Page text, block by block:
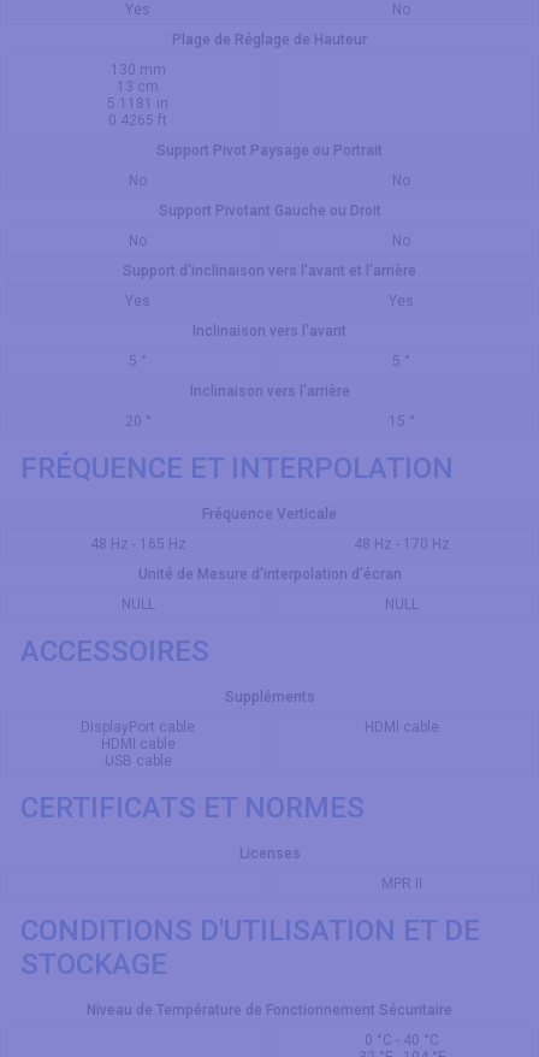
Yes
No
Plage de Réglage de Hauteur
130 mm
13 cm
5.1181 in
0.4265 ft
Support Pivot Paysage ou Portrait
No
No
Support Pivotant Gauche ou Droit
No
No
Support d'inclinaison vers l'avant et l'arrière
Yes
Yes
Inclinaison vers l'avant
5 °
5 °
Inclinaison vers l'arrière
20 °
15 °
FRÉQUENCE ET INTERPOLATION
Fréquence Verticale
48 Hz - 165 Hz
48 Hz - 170 Hz
Unité de Mesure d'interpolation d'écran
NULL
NULL
ACCESSOIRES
Suppléments
DisplayPort cable
HDMI cable
USB cable
HDMI cable
CERTIFICATS ET NORMES
Licenses
MPR II
CONDITIONS D'UTILISATION ET DE
STOCKAGE
Niveau de Température de Fonctionnement Sécuritaire
0 °C - 40 °C